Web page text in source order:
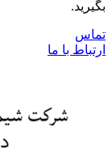
بگیرید.
تماس
ارتباط با ما